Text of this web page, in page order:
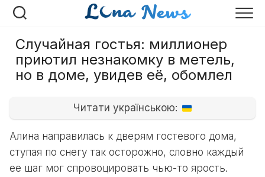
Перейти
Случайная гостья: миллионер
приютил незнакомку в метель,
но в доме, увидев её, обомлел
Читати українською:
Алина направилась к дверям гостевого дома,
ступая по снегу так осторожно, словно каждый
ее шаг мог спровоцировать чью-то ярость.